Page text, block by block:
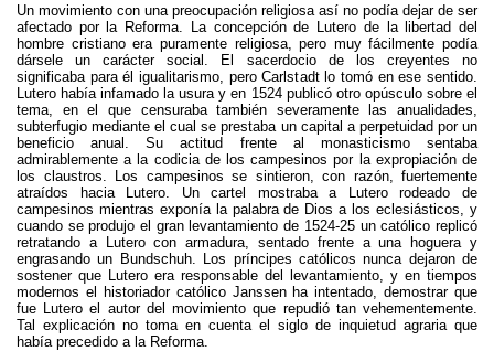
Un movimiento con una preocupación religiosa así no podía dejar de ser
afectado por la Reforma. La concepción de Lutero de la libertad del
hombre cristiano era puramente religiosa, pero muy fácilmente podía
dársele un carácter social. El sacerdocio de los creyentes no
significaba para él igualitarismo, pero Carlstadt lo tomó en ese sentido.
Lutero había infamado la usura y en 1524 publicó otro opúsculo sobre el
tema, en el que censuraba también severamente las anualidades,
subterfugio mediante el cual se prestaba un capital a perpetuidad por un
beneficio anual. Su actitud frente al monasticismo sentaba
admirablemente a la codicia de los campesinos por la expropiación de
los claustros. Los campesinos se sintieron, con razón, fuertemente
atraídos hacia Lutero. Un cartel mostraba a Lutero rodeado de
campesinos mientras exponía la palabra de Dios a los eclesiásticos, y
cuando se produjo el gran levantamiento de 1524-25 un católico replicó
retratando a Lutero con armadura, sentado frente a una hoguera y
engrasando un Bundschuh. Los príncipes católicos nunca dejaron de
sostener que Lutero era responsable del levantamiento, y en tiempos
modernos el historiador católico Janssen ha intentado, demostrar que
fue Lutero el autor del movimiento que repudió tan vehementemente.
Tal explicación no toma en cuenta el siglo de inquietud agraria que
había precedido a la Reforma.